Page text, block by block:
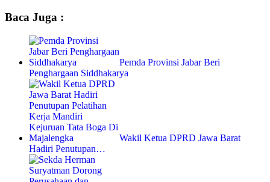
Baca Juga :
Pemda Provinsi Jabar Beri
Penghargaan Siddhakarya
Wakil Ketua DPRD Jawa Barat
Hadiri Penutupan…